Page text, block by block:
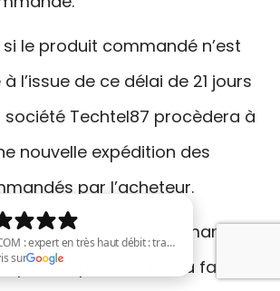
si le produit commandé n’est
l’issue de ce délai de 21 jours
société Techtel87 procèdera à
nouvelle expédition des
par l’acheteur.
où le produit commandé
plus disponible, il sera fait